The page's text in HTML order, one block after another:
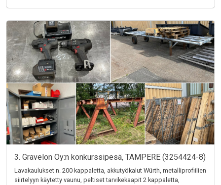
3. Gravelon Oy:n konkurssipesä, TAMPERE (3254424-8)
Lavakaulukset n. 200 kappaletta, akkutyökalut Würth, metalliprofiilien
siirtelyyn käytetty vaunu, peltiset tarvikekaapit 2 kappaletta,